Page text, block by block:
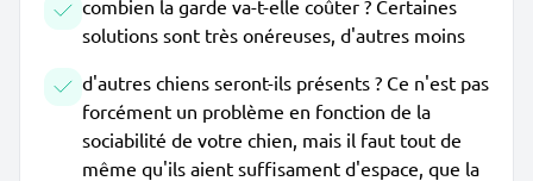
combien la garde va-t-elle coûter ? Certaines
solutions sont très onéreuses, d'autres moins
d'autres chiens seront-ils présents ? Ce n'est pas
forcément un problème en fonction de la
sociabilité de votre chien, mais il faut tout de
même qu'ils aient suffisament d'espace, que la